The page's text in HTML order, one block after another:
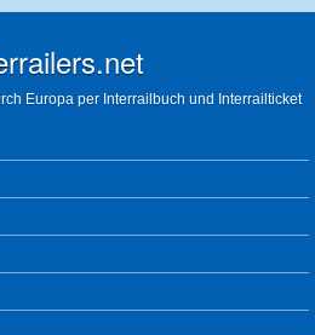
Europa per Interrailbuch und Interrailticket